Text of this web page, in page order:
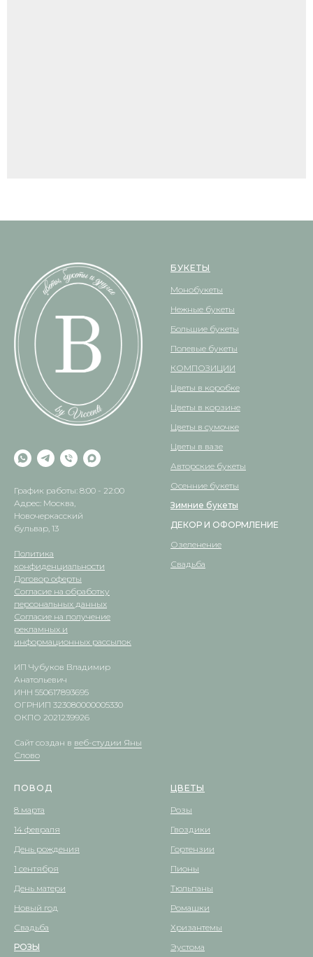
График работы: 8:00 - 22:00
Адрес: Москва,
Новочеркасский
бульвар, 13
Политика
конфиденциальности
Договор оферты
Согласие на обработку
персональных данных
Согласие на получение
рекламных и
информационных рассылок
ИП Чубуков Владимир
Анатольевич
ИНН 550617893695
ОГРНИП 323080000005330
ОКПО 2021239926
Сайт создан в веб-студии Яны
Слово
БУКЕТЫ
Монобукеты
Нежные букеты
Большие букеты
Полевые букеты
КОМПОЗИЦИИ
Цветы в коробке
Цветы в корзине
Цветы в сумочке
Цветы в вазе
Авторские букеты
Осенние букеты
Зимние букеты
ДЕКОР И ОФОРМЛЕНИЕ
Озеленение
Свадьба
ПОВОД
8 марта
14 февраля
День рождения
1 сентября
День матери
Новый год
Свадьба
РОЗЫ
ЦВЕТЫ
Розы
Гвоздики
Гортензии
Пионы
Тюльпаны
Ромашки
Хризантемы
Эустома